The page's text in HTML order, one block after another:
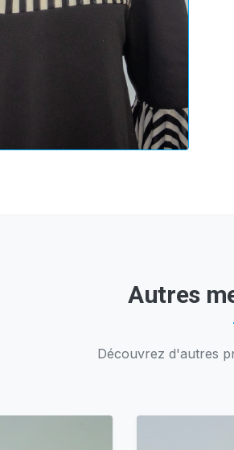
Autres
Découvrez d'autres